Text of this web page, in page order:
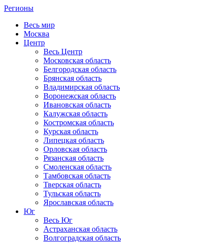
Регионы
Весь мир
Москва
Центр
Весь Центр
Московская область
Белгородская область
Брянская область
Владимирская область
Воронежская область
Ивановская область
Калужская область
Костромская область
Курская область
Липецкая область
Орловская область
Рязанская область
Смоленская область
Тамбовская область
Тверская область
Тульская область
Ярославская область
Юг
Весь Юг
Астраханская область
Волгоградская область